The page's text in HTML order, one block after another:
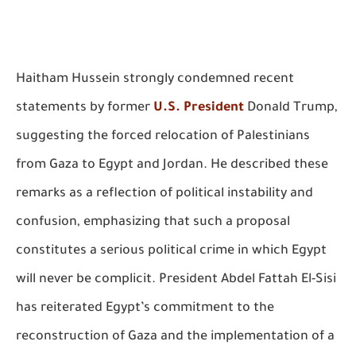
Haitham Hussein strongly condemned recent
statements by former U.S. President Donald Trump,
suggesting the forced relocation of Palestinians
from Gaza to Egypt and Jordan. He described these
remarks as a reflection of political instability and
confusion, emphasizing that such a proposal
constitutes a serious political crime in which Egypt
will never be complicit. President Abdel Fattah El-Sisi
has reiterated Egypt’s commitment to the
reconstruction of Gaza and the implementation of a